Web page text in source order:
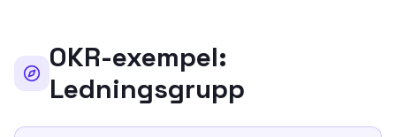
OKR-exempel:
Ledningsgrupp